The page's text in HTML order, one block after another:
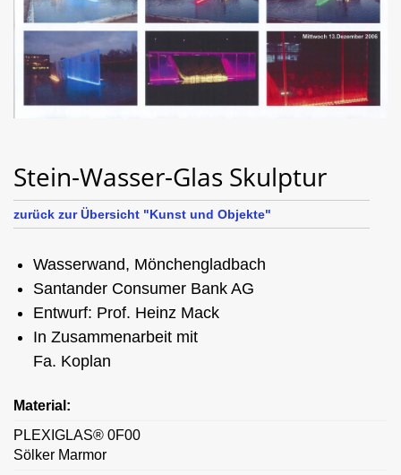
Stein-Wasser-Glas Skulptur
zurück zur Übersicht "Kunst und Objekte"
Wasserwand, Mönchengladbach
Santander Consumer Bank AG
Entwurf: Prof. Heinz Mack
In Zusammenarbeit mit
Fa. Koplan
Material:
PLEXIGLAS® 0F00
Sölker Marmor